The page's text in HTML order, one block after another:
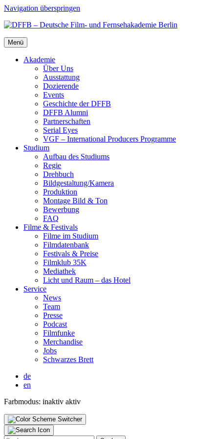
Navigation überspringen
Menü
Aka­de­mie
Über Uns
Aus­stat­tung
Dozie­ren­de
Events
Geschich­te der DFFB
DFFB Alum­ni
Part­ner­schaf­ten
Seri­al Eyes
VGF – Inter­na­tio­nal Pro­du­cers Pro­gram­me
Stu­di­um
Auf­bau des Stu­di­ums
Regie
Dreh­buch
Bildgestaltung/​​Kamera
Pro­duk­ti­on
Mon­ta­ge Bild & Ton
Bewer­bung
FAQ
Fil­me & Fes­ti­vals
Fil­me im Stu­di­um
Film­da­ten­bank
Fes­ti­vals & Prei­se
Film­klub 35K
Media­thek
Licht und Raum – das Hotel
Ser­vice
News
Team
Pres­se
Pod­cast
Film­fun­ke
Mer­chan­di­se
Jobs
Schwar­zes Brett
de
en
Farbmodus: inaktiv aktiv